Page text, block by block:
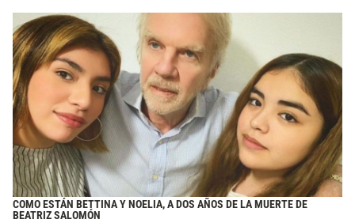
COMO ESTÁN BETTINA Y NOELIA, A DOS AÑOS DE LA MUERTE DE
BEATRIZ SALOMÓN